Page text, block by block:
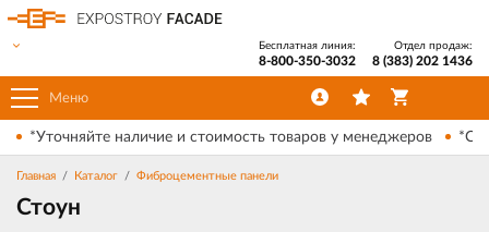
Меню
Бесплатная линия:
8-800-350-3032
Отдел продаж:
8 (383) 202 1436
*Уточняйте наличие и стоимость товаров у менеджеров
Главная Каталог Фиброцементные панели
Стоун